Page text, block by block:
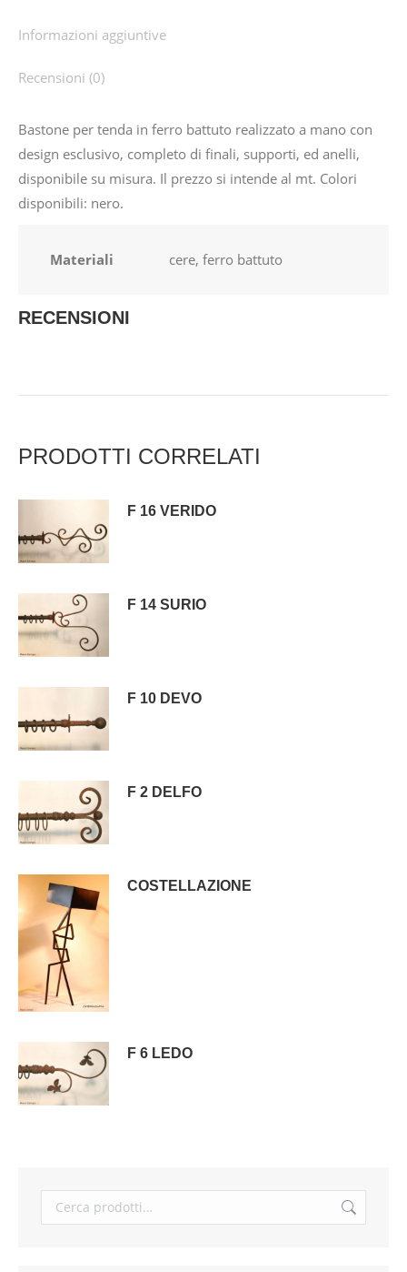
Informazioni aggiuntive
Recensioni (0)
Bastone per tenda in ferro battuto realizzato a mano con
design esclusivo, completo di finali, supporti, ed anelli,
disponibile su misura. Il prezzo si intende al mt. Colori
disponibili: nero.
Materiali cere, ferro battuto
RECENSIONI
PRODOTTI CORRELATI
F 16 VERIDO
F 14 SURIO
F 10 DEVO
F 2 DELFO
COSTELLAZIONE
F 6 LEDO